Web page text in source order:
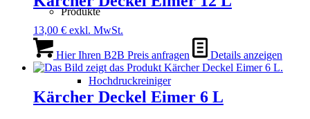
Produkte
Hochdruckreiniger
13,00 € exkl. MwSt.
Hier Ihren B2B Preis anfragen Details anzeigen
Kärcher Deckel Eimer 6 L